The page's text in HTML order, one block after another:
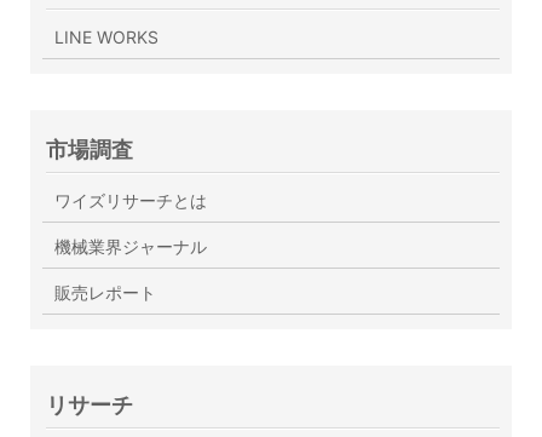
LINE WORKS
市場調査
ワイズリサーチとは
機械業界ジャーナル
販売レポート
リサーチ